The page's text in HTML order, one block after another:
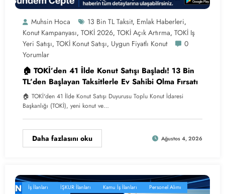
Muhsin Hoca 13 Bin TL Taksit, Emlak Haberleri,
Konut Kampanyası, TOKİ 2026, TOKİ Açık Artırma, TOKİ Iş
Yeri Satışı, TOKİ Konut Satışı, Uygun Fiyatlı Konut
0
Yorumlar
🏠 TOKİ’den 41 İlde Konut Satışı Başladı! 13 Bin
TL’den Başlayan Taksitlerle Ev Sahibi Olma Fırsatı
🏠 TOKİ'den 41 İlde Konut Satışı Duyurusu Toplu Konut İdaresi
Başkanlığı (TOKİ), yeni konut ve…
Daha fazlasını oku Ağustos 4, 2026
İş İlanları İŞKUR İlanları Kamu İş İlanları
Personel Alımı